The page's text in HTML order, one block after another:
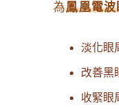
為鳳凰電
淡化眼
改善黑
收緊眼